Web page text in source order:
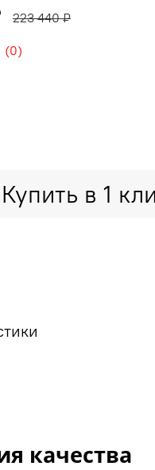
(0)
223 440 ₽
Купить в 1
качества